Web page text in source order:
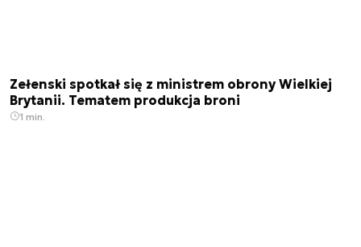
Zełenski spotkał się z ministrem obrony Wielkiej
Brytanii. Tematem produkcja broni
1 min.